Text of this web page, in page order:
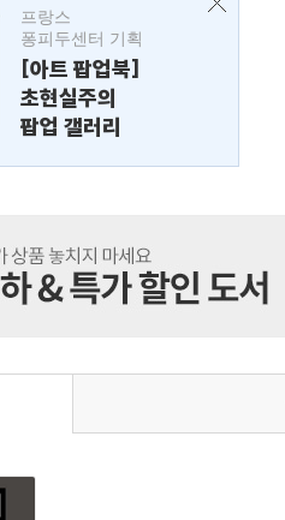
프랑스
퐁피두센터 기획
[아트 팝업북]
초현실주의
팝업 갤러리